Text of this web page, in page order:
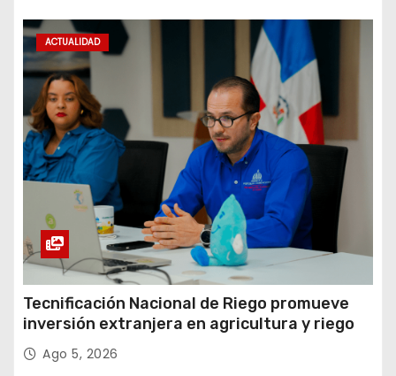
ACTUALIDAD
Tecnificación Nacional de Riego promueve
inversión extranjera en agricultura y riego
Ago 5, 2026